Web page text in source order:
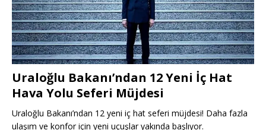
Uraloğlu Bakanı’ndan 12 Yeni İç Hat
Hava Yolu Seferi Müjdesi
Uraloğlu Bakanı’ndan 12 yeni iç hat seferi müjdesi! Daha fazla
ulaşım ve konfor için yeni uçuşlar yakında başlıyor.